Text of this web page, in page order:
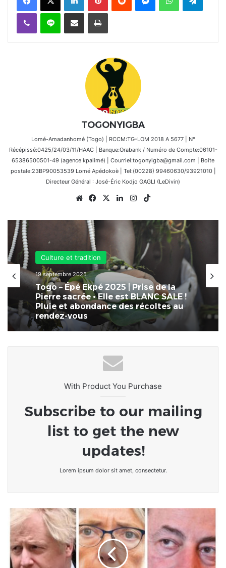
Viber Ligne Partager par email Imprimer
TOGONYIGBA
Lomé-Amadanhomé (Togo) | RCCM:TG-LOM 2018 A 5677 | N°
Récépissé:0425/24/03/11/HAAC | Banque:Orabank / Numéro de Compte:06101-
65386500501-49 (agence kpalimé) | Courriel:togonyigba@gmail.com | Boîte
postale:23BP90053539 Lomé Apédokoè | Tel:(00228) 99460630/93921010 |
Directeur Général : José-Éric Kodjo GAGLI (LeDivin)
WebsiteFacebook
X LinkedinInstagram
Culture et tradition
17 septembre 2025
Togo • Rite ancestrale chez les Guin-
Mina | Épé-Ékpé : prise de la Pierre
sacrée.
With Product You Purchase
Subscribe to our mailing
list to get the new
updates!
Lorem ipsum dolor sit amet, consectetur.
Europe/Crise
Politique
L'Italie
atteinte
après